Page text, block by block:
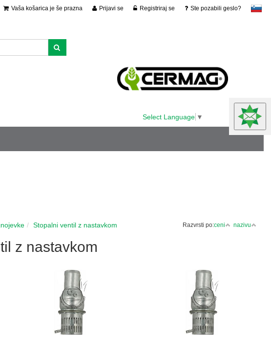
slovensko
Prijavi se Registriraj se Ste pozabili geslo?
Vaša košarica je še prazna
Select Language ▼
Stopalni ventil z nastavkom Razvrsti po:ceni nazivu
z nastavkom